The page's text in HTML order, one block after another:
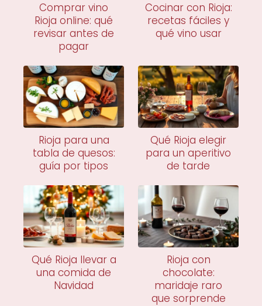
Comprar vino
Rioja online: qué
revisar antes de
pagar
Cocinar con Rioja:
recetas fáciles y
qué vino usar
Rioja para una
tabla de quesos:
guía por tipos
Qué Rioja elegir
para un aperitivo
de tarde
Qué Rioja llevar a
una comida de
Navidad
Rioja con
chocolate:
maridaje raro
que sorprende